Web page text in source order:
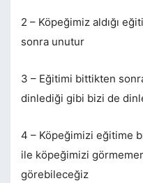
2 – Köpeğimiz aldığı
sonra unutur
3 – Eğitimi bittikten
dinlediği gibi bizi de
4 – Köpeğimizi eğitime
ile köpeğimizi
görebileceğiz